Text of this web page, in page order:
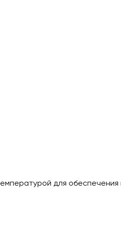
для обеспечения